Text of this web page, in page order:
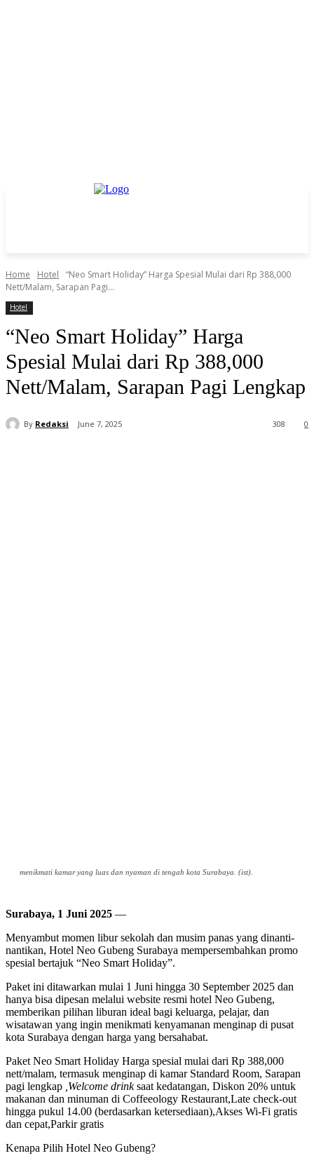
Home Hotel
“Neo Smart Holiday” Harga Spesial Mulai dari Rp 388,000
Nett/Malam, Sarapan Pagi...
Hotel
“Neo Smart Holiday” Harga
Spesial Mulai dari Rp 388,000
Nett/Malam, Sarapan Pagi Lengkap
By Redaksi June 7, 2025 0
308
menikmati kamar yang luas dan nyaman di tengah kota Surabaya. (ist).
Surabaya, 1 Juni 2025 —
Menyambut momen libur sekolah dan musim panas yang dinanti-
nantikan, Hotel Neo Gubeng Surabaya mempersembahkan promo
spesial bertajuk “Neo Smart Holiday”.
Paket ini ditawarkan mulai 1 Juni hingga 30 September 2025 dan
hanya bisa dipesan melalui website resmi hotel Neo Gubeng,
memberikan pilihan liburan ideal bagi keluarga, pelajar, dan
wisatawan yang ingin menikmati kenyamanan menginap di pusat
kota Surabaya dengan harga yang bersahabat.
Paket Neo Smart Holiday Harga spesial mulai dari Rp 388,000
nett/malam, termasuk menginap di kamar Standard Room, Sarapan
pagi lengkap ,Welcome drinksaat kedatangan, Diskon 20% untuk
makanan dan minuman di Coffeeology Restaurant,Late check-out
hingga pukul 14.00 (berdasarkan ketersediaan),Akses Wi-Fi gratis
dan cepat,Parkir gratis
Kenapa Pilih Hotel Neo Gubeng?